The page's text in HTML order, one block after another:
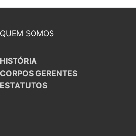
QUEM SOMOS
HISTÓRIA
CORPOS GERENTES
ESTATUTOS